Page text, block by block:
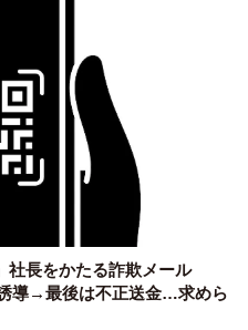
社長をかたる詐欺メール
導→最後は不正送金…求めら